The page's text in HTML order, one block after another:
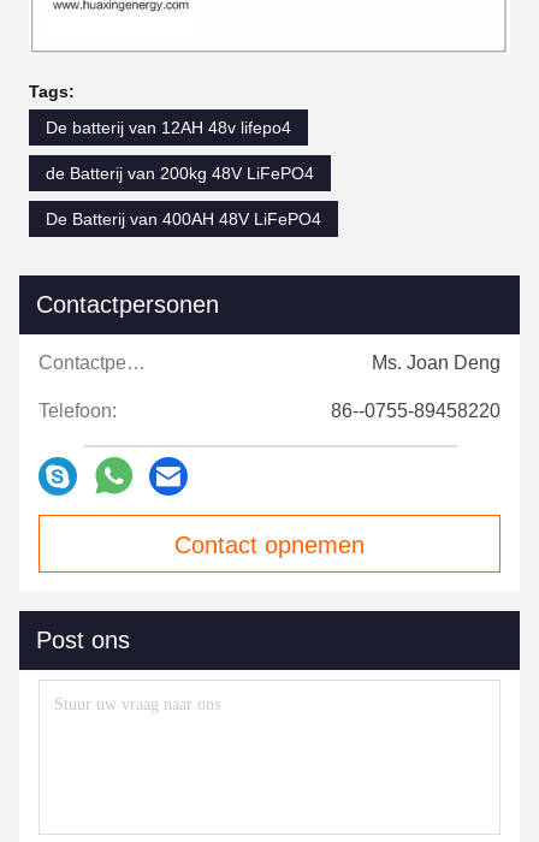
Tags:
De batterij van 12AH 48v lifepo4
de Batterij van 200kg 48V LiFePO4
De Batterij van 400AH 48V LiFePO4
Contactpersonen
Contactpersonen: Ms. Joan Deng
Telefoon: 86--0755-89458220
Contact opnemen
Post ons